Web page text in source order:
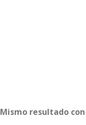
Mismo resultado